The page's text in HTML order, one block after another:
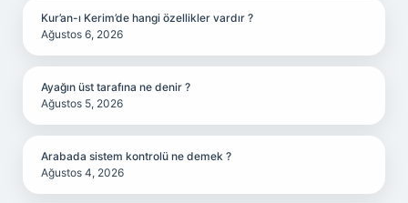
Kur’an-ı Kerim’de hangi özellikler vardır ?
Ağustos 6, 2026
Ayağın üst tarafına ne denir ?
Ağustos 5, 2026
Arabada sistem kontrolü ne demek ?
Ağustos 4, 2026